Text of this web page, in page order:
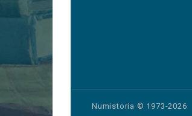
Numistoria © 1973-2026